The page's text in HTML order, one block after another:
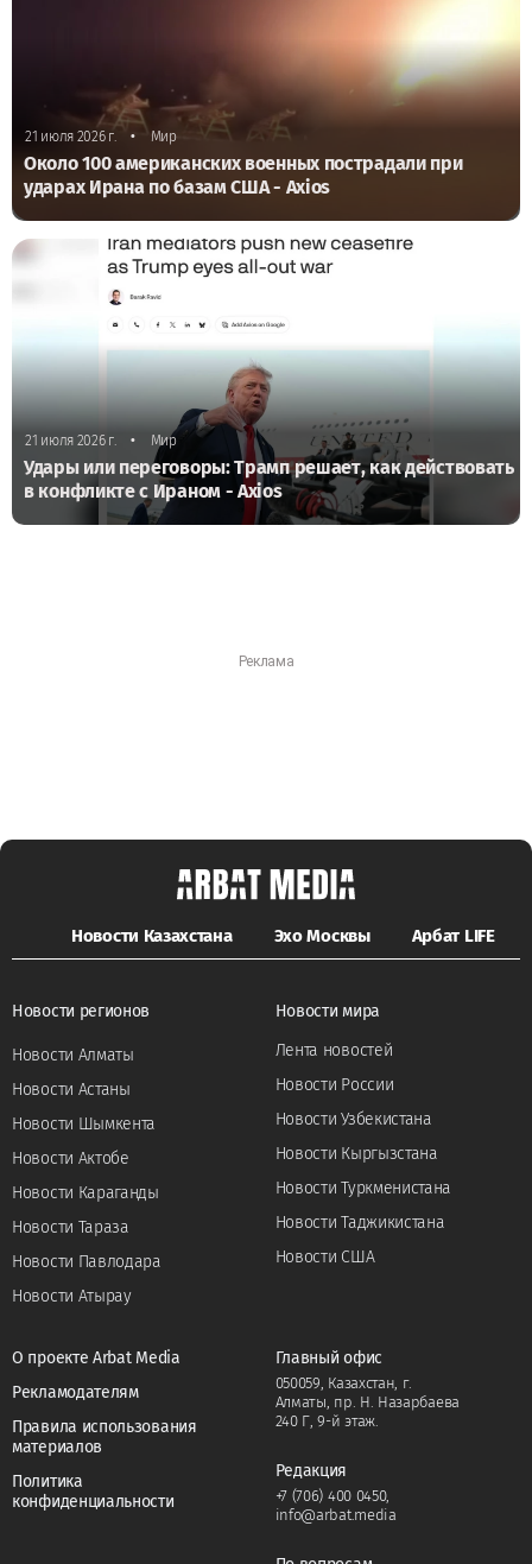
21 июля 2026 г. • Мир
Около 100 американских военных пострадали при
ударах Ирана по базам США - Axios
21 июля 2026 г. • Мир
Удары или переговоры: Трамп решает, как действовать
в конфликте с Ираном - Axios
Новости Казахстана Эхо Москвы Арбат LIFE
Новости регионов
Новости Алматы
Новости Астаны
Новости Шымкента
Новости Актобе
Новости Караганды
Новости Тараза
Новости Павлодара
Новости Атырау
Новости мира
Лента новостей
Новости России
Новости Узбекистана
Новости Кыргызстана
Новости Туркменистана
Новости Таджикистана
Новости США
О проекте Arbat Media
Рекламодателям
Правила использования
материалов
Политика
конфиденциальности
Главный офис
050059, Казахстан, г.
Алматы, пр. Н. Назарбаева
240 Г, 9-й этаж.
Редакция
+7 (706) 400 0450,
info@arbat.media